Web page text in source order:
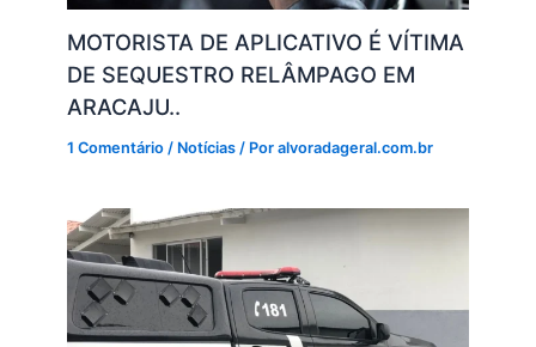
MOTORISTA DE APLICATIVO É VÍTIMA
DE SEQUESTRO RELÂMPAGO EM
ARACAJU..
1 Comentário / Notícias / Poralvoradageral.com.br